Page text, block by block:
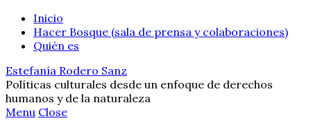
Inicio
Hacer Bosque (sala de prensa y colaboraciones)
Quién es
Estefanía Rodero Sanz
Políticas culturales desde un enfoque de derechos
humanos y de la naturaleza
Menu Close